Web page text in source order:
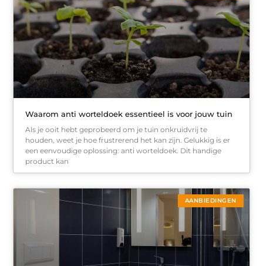
Waarom anti worteldoek essentieel is voor jouw tuin
Als je ooit hebt geprobeerd om je tuin onkruidvrij te
houden, weet je hoe frustrerend het kan zijn. Gelukkig is er
een eenvoudige oplossing: anti worteldoek. Dit handige
product kan
AANBIEDINGEN